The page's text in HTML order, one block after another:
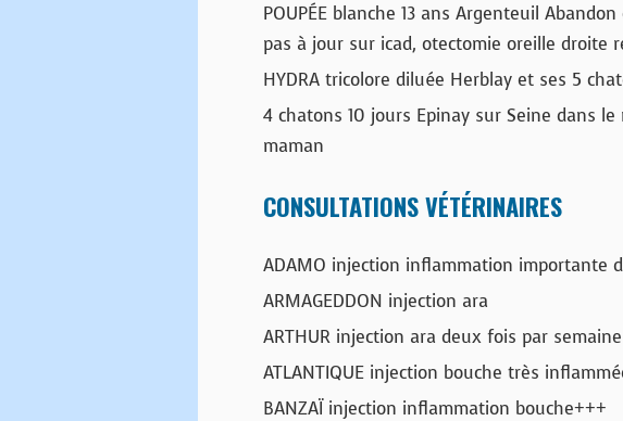
POUPÉE blanche 13 ans Argenteuil
pas à jour sur icad, otectomie oreille droite
HYDRA tricolore diluée Herblay et ses 5
4 chatons 10 jours Epinay sur Seine dans
maman
CONSULTATIONS VÉTÉRINAIRES
ADAMO injection inflammation importante
ARMAGEDDON injection ara
ARTHUR injection ara deux fois par semaine
ATLANTIQUE injection bouche très
BANZAÏ injection inflammation bouche+++